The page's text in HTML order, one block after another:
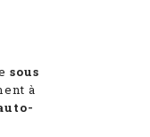
sous
à